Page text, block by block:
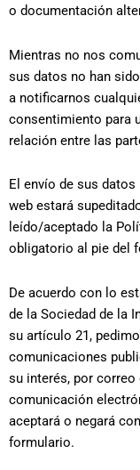
o documentación
Mientras no nos
sus datos no han
a notificarnos
consentimiento para
relación entre las
El envío de sus
web estará
leído/aceptado la
obligatorio al pie del
De acuerdo con lo
de la Sociedad de la
su artículo 21,
comunicaciones
su interés, por
comunicación
aceptará o negará
formulario.